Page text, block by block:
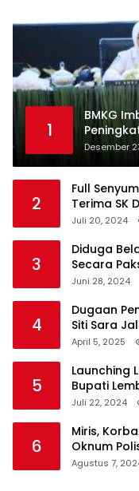
1
BMKG
Natal
Desember
2
Full
Terima SK
Lembata
Juli 20, 2024
3
Diduga
Secara
Bawah
Juni 28, 2024
4
Dugaan
Siti Sara
Melapor ke
April 5, 2025
5
Launching
Bupati
Refleksi
Juli 22, 2024
6
Miris,
Oknum
Agustus 7,